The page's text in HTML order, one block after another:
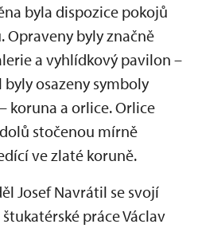
byla dispozice pokojů
byly značně
a vyhlídkový pavilon –
osazeny symboly
koruna a orlice. Orlice
stočenou mírně
ve zlaté koruně.
Josef Navrátil se svojí
práce Václav